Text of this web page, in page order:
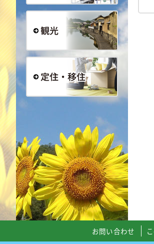
事業者の方
定住・移住
お問い合わせ